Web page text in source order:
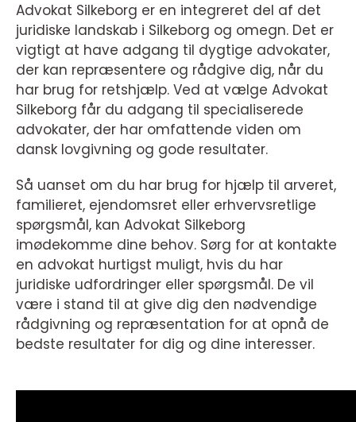
Advokat Silkeborg er en integreret del af det
juridiske landskab i Silkeborg og omegn. Det er
vigtigt at have adgang til dygtige advokater,
der kan repræsentere og rådgive dig, når du
har brug for retshjælp. Ved at vælge Advokat
Silkeborg får du adgang til specialiserede
advokater, der har omfattende viden om
dansk lovgivning og gode resultater.
Så uanset om du har brug for hjælp til arveret,
familieret, ejendomsret eller erhvervsretlige
spørgsmål, kan Advokat Silkeborg
imødekomme dine behov. Sørg for at kontakte
en advokat hurtigst muligt, hvis du har
juridiske udfordringer eller spørgsmål. De vil
være i stand til at give dig den nødvendige
rådgivning og repræsentation for at opnå de
bedste resultater for dig og dine interesser.